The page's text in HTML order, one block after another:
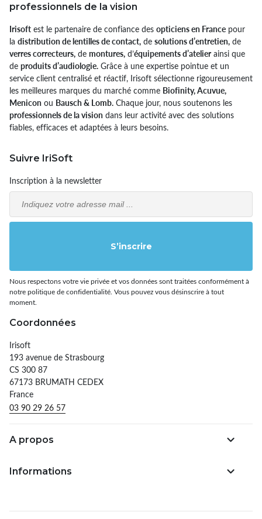
professionnels de la vision
Irisoft est le partenaire de confiance des opticiens en France pour
la distribution de lentilles de contact, de solutions d’entretien, de
verres correcteurs, de montures, d’équipements d’atelierainsi que
de produits d’audiologie. Grâce à une expertise pointue et un
service client centralisé et réactif, Irisoft sélectionne rigoureusement
les meilleures marques du marché comme Biofinity, Acuvue,
Menicon ou Bausch & Lomb. Chaque jour, nous soutenons les
professionnels de la vision dans leur activité avec des solutions
fiables, efficaces et adaptées à leurs besoins.
Suivre IriSoft
Inscription à la newsletter
Email
S’inscrire
Nous respectons votre vie privée et vos données sont traitées conformément à
notre politique de confidentialité. Vous pouvez vous désinscrire à tout
moment.
Coordonnées
Irisoft
193 avenue de Strasbourg
CS 300 87
67173 BRUMATH CEDEX
France
03 90 29 26 57
A propos
Informations